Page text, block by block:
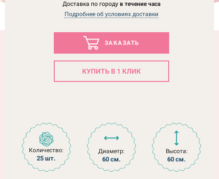
Доставка по городув течение часа
Подробнее об условиях доставки
ЗАКАЗАТЬ
КУПИТЬ В 1 КЛИК
Количество:
25 шт.
Диаметр:
60 см.
Высота:
60 см.